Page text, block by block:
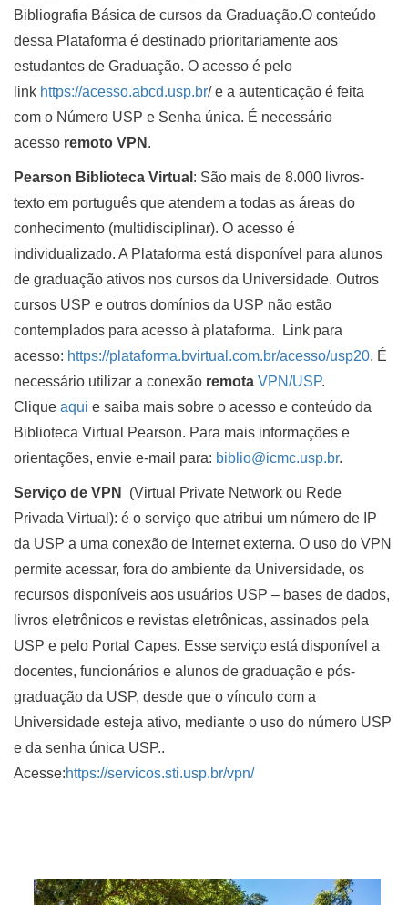
Bibliografia Básica de cursos da Graduação.O conteúdo
dessa Plataforma é destinado prioritariamente aos
estudantes de Graduação. O acesso é pelo
link https://acesso.abcd.usp.br/ e a autenticação é feita
com o Número USP e Senha única. É necessário
acesso remoto VPN .
Pearson Biblioteca Virtual : São mais de 8.000 livros-
texto em português que atendem a todas as áreas do
conhecimento (multidisciplinar). O acesso é
individualizado. A Plataforma está disponível para alunos
de graduação ativos nos cursos da Universidade. Outros
cursos USP e outros domínios da USP não estão
contemplados para acesso à plataforma. Link para
acesso: https://plataforma.bvirtual.com.br/acesso/usp20. É
necessário utilizar a conexão remota VPN/USP.
Clique aqui e saiba mais sobre o acesso e conteúdo da
Biblioteca Virtual Pearson. Para mais informações e
orientações, envie e-mail para: biblio@icmc.usp.br.
Serviço de VPN
(Virtual Private Network ou Rede
Privada Virtual): é o serviço que atribui um número de IP
da USP a uma conexão de Internet externa. O uso do VPN
permite acessar, fora do ambiente da Universidade, os
recursos disponíveis aos usuários USP – bases de dados,
livros eletrônicos e revistas eletrônicas, assinados pela
USP e pelo Portal Capes. Esse serviço está disponível a
docentes, funcionários e alunos de graduação e pós-
graduação da USP, desde que o vínculo com a
Universidade esteja ativo, mediante o uso do número USP
e da senha única USP..
Acesse:https://servicos.sti.usp.br/vpn/